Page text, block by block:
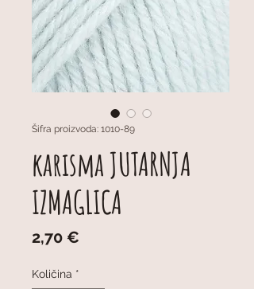
Šifra proizvoda: 1010-89
karisma JUTARNJA
IZMAGLICA
2,70 €
Količina *